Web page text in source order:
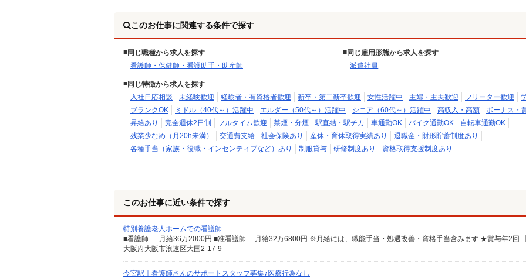
このお仕事に関連する条件で探す
同じ職種から求人を探す
看護師・保健師・看護助手・助産師
同じ雇用形態から求人を探す
派遣社員
同じ特徴から求人を探す
入社日応相談
未経験歓迎 経験者・有資格者歓迎 新卒・第二新卒歓迎 女性活躍中 主婦・主夫歓迎 フリーター歓迎
ブランクOK
ミドル（40代～）活躍中 エルダー（50代～）活躍中 シニア（60代～）活躍中 高収入・高額
ボーナス・
昇給あり
完全週休2日制 フルタイム歓迎 禁煙・分煙 駅直結・駅チカ 車通勤OK バイク通勤OK
自転車通勤OK
残業少なめ（月20h未満）
交通費支給 社会保険あり 産休・育休取得実績あり
退職金・財形貯蓄制度あり
各種手当（家族・役職・インセンティブなど）あり
制服貸与 研修制度あり 資格取得支援制度あり
このお仕事に近い条件で探す
特別養護老人ホームでの看護師
大阪府大阪市浪速区大国2-17-9
今宮駅｜看護師さんのサポートスタッフ募集♪医療行為なし